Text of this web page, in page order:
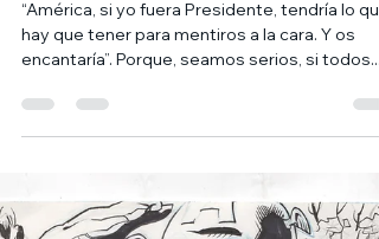
VOTA A LOKI, de
Christopher Hastings y
Langdon Foss
hay que tener para mentiros a la cara. Y os
encantaría”. Porque, seamos serios, si todos...